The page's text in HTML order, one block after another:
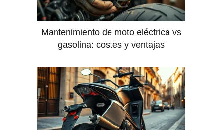
Mantenimiento de moto eléctrica vs
gasolina: costes y ventajas